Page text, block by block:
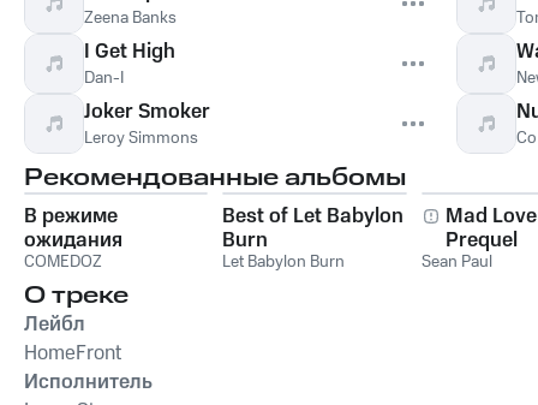
Zeena Banks
I Get High
Dan-I
Joker Smoker
Leroy Simmons
Рекомендованные альбомы
В режиме
ожидания
COMEDOZ
Best of Let Babylon
Burn
Let Babylon Burn
Mad
Prequel
Sean Paul
О треке
Лейбл
HomeFront
Исполнитель